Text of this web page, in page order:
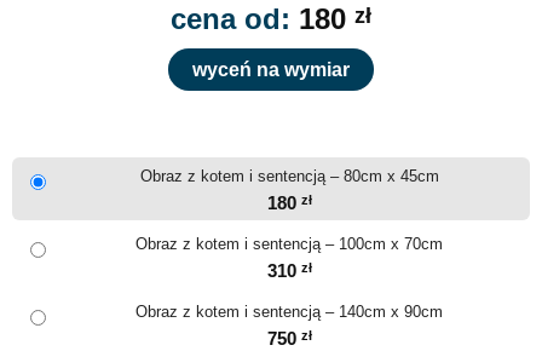
cena od: 180 zł
wyceń na wymiar
Obraz z kotem i sentencją – 80cm x 45cm
180 zł
Obraz z kotem i sentencją – 100cm x 70cm
310 zł
Obraz z kotem i sentencją – 140cm x 90cm
750 zł